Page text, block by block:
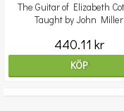
The Guitar of Elizabeth
Taught by John Miller
440.11 kr
KÖP